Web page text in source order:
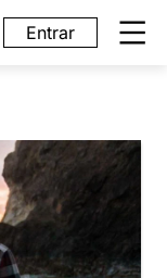
Entrar